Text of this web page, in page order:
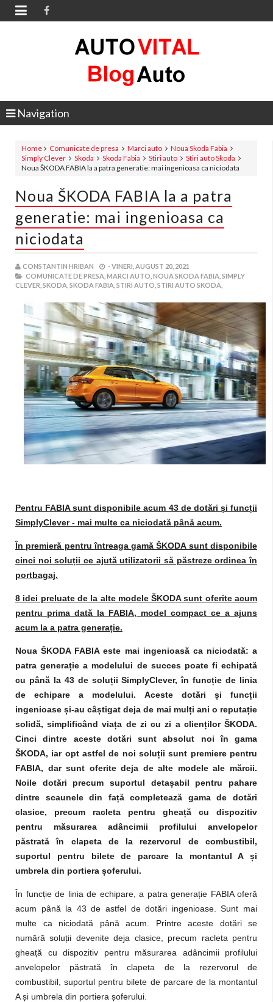

Navigation
Home Comunicate de presa Marci auto
Noua Skoda Fabia
Simply Clever
Skoda Skoda Fabia Stiri auto
Stiri auto Skoda
Noua ŠKODA FABIA la a patra generatie: mai ingenioasa ca niciodata
Noua ŠKODA FABIA la a patra
generatie: mai ingenioasa ca
niciodata
CONSTANTIN HRIBAN -VINERI, AUGUST 20, 2021
COMUNICATE DE PRESA, MARCI AUTO, NOUA SKODA FABIA, SIMPLY
CLEVER, SKODA, SKODA FABIA, STIRI AUTO, STIRI AUTO SKODA,
Pentru FABIA sunt disponibile acum 43 de dotări și funcții
SimplyClever - mai multe ca niciodată până acum.
În premieră pentru întreaga gamă ŠKODA sunt disponibile
cinci noi soluții ce ajută utilizatorii să păstreze ordinea în
portbagaj.
8 idei preluate de la alte modele ŠKODA sunt oferite acum
pentru prima dată la FABIA, model compact ce a ajuns
acum la a patra generație.
Noua ŠKODA FABIA este mai ingenioasă ca niciodată: a
patra generație a modelului de succes poate fi echipată
cu până la 43 de soluții SimplyClever, în funcție de linia
de echipare a modelului. Aceste dotări și funcții
ingenioase și-au câștigat deja de mai mulți ani o reputație
solidă, simplificând viața de zi cu zi a clienților ŠKODA.
Cinci dintre aceste dotări sunt absolut noi în gama
ŠKODA, iar opt astfel de noi soluții sunt premiere pentru
FABIA, dar sunt oferite deja de alte modele ale mărcii.
Noile dotări precum suportul detașabil pentru pahare
dintre scaunele din față completează gama de dotări
clasice, precum racleta pentru gheață cu dispozitiv
pentru măsurarea adâncimii profilului anvelopelor
păstrată în clapeta de la rezervorul de combustibil,
suportul pentru bilete de parcare la montantul A și
umbrela din portiera șoferului.
În funcție de linia de echipare, a patra generație FABIA oferă
acum până la 43 de astfel de dotări ingenioase. Sunt mai
multe ca niciodată până acum. Printre aceste dotări se
numără soluții devenite deja clasice, precum racleta pentru
gheață cu dispozitiv pentru măsurarea adâncimii profilului
anvelopelor păstrată în clapeta de la rezervorul de
combustibil, suportul pentru bilete de parcare de la montantul
A și umbrela din portiera șoferului.